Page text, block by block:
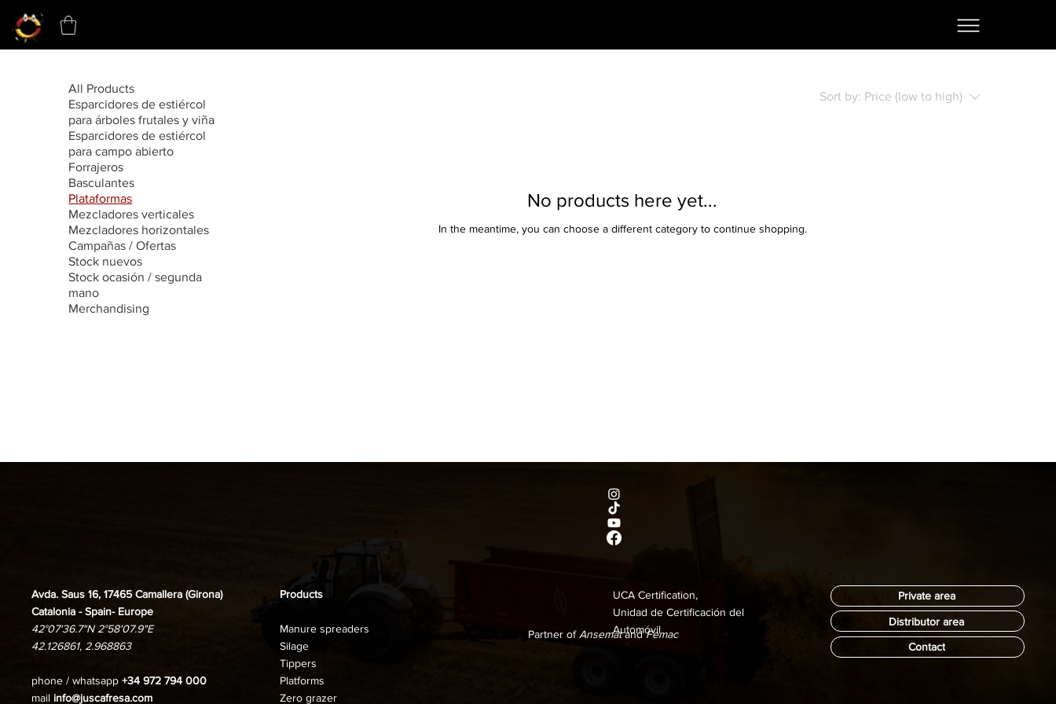
All Products
Esparcidores de estiércol
para árboles frutales y viña
Esparcidores de estiércol
para campo abierto
Forrajeros
Basculantes
Plataformas
Mezcladores verticales
Mezcladores horizontales
Campañas / Ofertas
Stock nuevos
Stock ocasión / segunda
mano
Merchandising
Sort by: Price (low to high)
No products here yet...
In the meantime, you can choose a different category to continue shopping.
Avda. Saus 16, 17465 Camallera (Girona)
Catalonia - Spain- Europe
42°07'36.7"N 2°58'07.9"E
42.126861, 2.968863
phone / whatsapp+34 972 794 000
mail info@juscafresa.com
Products
Manure spreaders
Silage
Tippers
Platforms
Zero grazer
UCA Certification,
Unidad de Certificación del
Automóvil
Private area
Distributor area
Contact
Partner ofAnsematandFemac